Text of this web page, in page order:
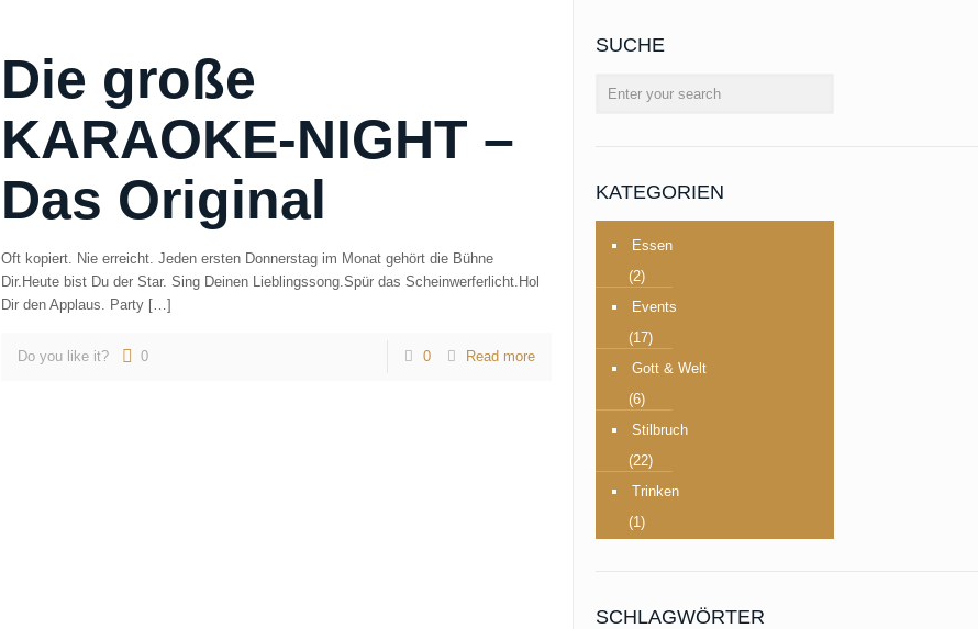
Die große
KARAOKE-NIGHT –
Das Original
Oft kopiert. Nie erreicht. Jeden ersten Donnerstag im Monat gehört die Bühne
Dir.Heute bist Du der Star. Sing Deinen Lieblingssong.Spür das Scheinwerferlicht.Hol
Dir den Applaus. Party […]
Do you like it? 0 0 Read more
SUCHE
KATEGORIEN
Essen
(2)
Events
(17)
Gott & Welt
(6)
Stilbruch
(22)
Trinken
(1)
SCHLAGWÖRTER